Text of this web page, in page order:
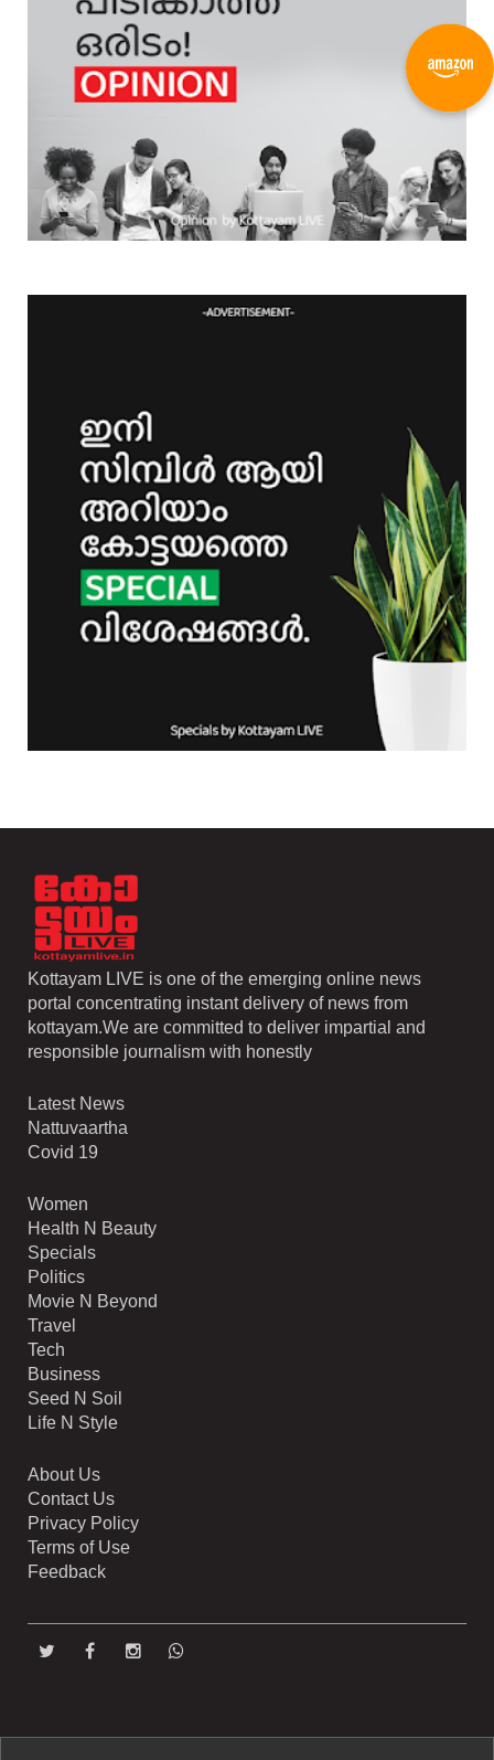
Kottayam LIVE is one of the emerging online news
portal concentrating instant delivery of news from
kottayam.We are committed to deliver impartial and
responsible journalism with honestly
Latest News
Nattuvaartha
Covid 19
Women
Health N Beauty
Specials
Politics
Movie N Beyond
Travel
Tech
Business
Seed N Soil
Life N Style
About Us
Contact Us
Privacy Policy
Terms of Use
Feedback